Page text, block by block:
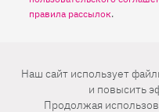
правила рассылок.
Нашли
© 2026 АО «БКМ», ОГРН
Наш сайт использует
и повысить
Продолжая